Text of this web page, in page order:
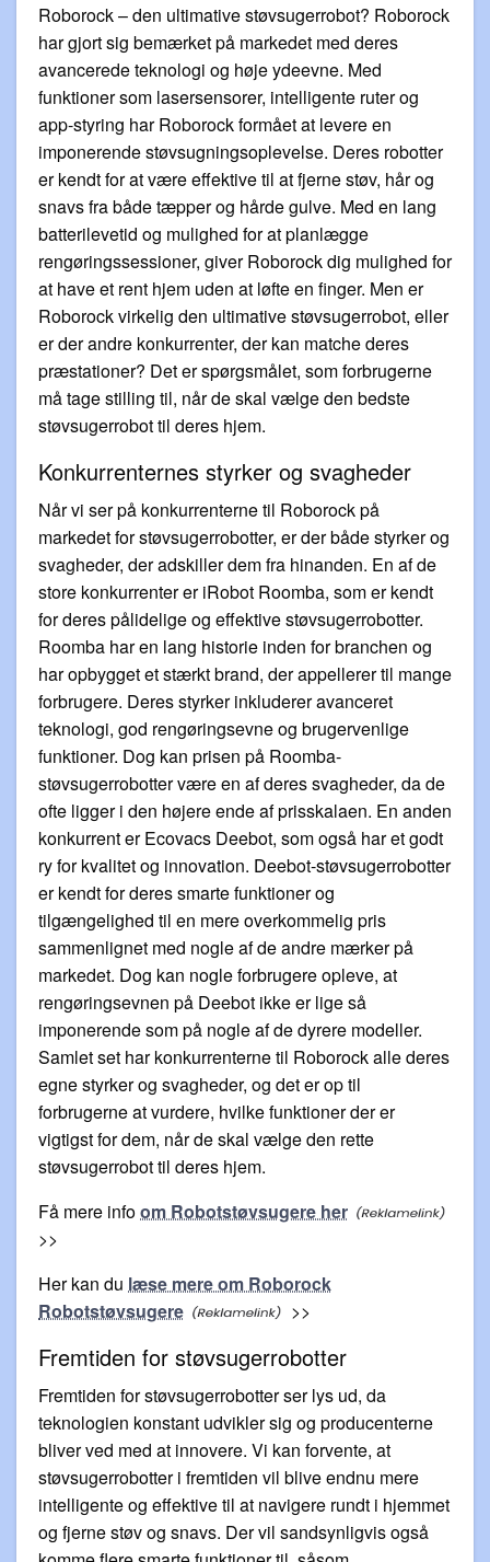
Roborock – den ultimative støvsugerrobot? Roborock
har gjort sig bemærket på markedet med deres
avancerede teknologi og høje ydeevne. Med
funktioner som lasersensorer, intelligente ruter og
app-styring har Roborock formået at levere en
imponerende støvsugningsoplevelse. Deres robotter
er kendt for at være effektive til at fjerne støv, hår og
snavs fra både tæpper og hårde gulve. Med en lang
batterilevetid og mulighed for at planlægge
rengøringssessioner, giver Roborock dig mulighed for
at have et rent hjem uden at løfte en finger. Men er
Roborock virkelig den ultimative støvsugerrobot, eller
er der andre konkurrenter, der kan matche deres
præstationer? Det er spørgsmålet, som forbrugerne
må tage stilling til, når de skal vælge den bedste
støvsugerrobot til deres hjem.
Konkurrenternes styrker og svagheder
Når vi ser på konkurrenterne til Roborock på
markedet for støvsugerrobotter, er der både styrker og
svagheder, der adskiller dem fra hinanden. En af de
store konkurrenter er iRobot Roomba, som er kendt
for deres pålidelige og effektive støvsugerrobotter.
Roomba har en lang historie inden for branchen og
har opbygget et stærkt brand, der appellerer til mange
forbrugere. Deres styrker inkluderer avanceret
teknologi, god rengøringsevne og brugervenlige
funktioner. Dog kan prisen på Roomba-
støvsugerrobotter være en af deres svagheder, da de
ofte ligger i den højere ende af prisskalaen. En anden
konkurrent er Ecovacs Deebot, som også har et godt
ry for kvalitet og innovation. Deebot-støvsugerrobotter
er kendt for deres smarte funktioner og
tilgængelighed til en mere overkommelig pris
sammenlignet med nogle af de andre mærker på
markedet. Dog kan nogle forbrugere opleve, at
rengøringsevnen på Deebot ikke er lige så
imponerende som på nogle af de dyrere modeller.
Samlet set har konkurrenterne til Roborock alle deres
egne styrker og svagheder, og det er op til
forbrugerne at vurdere, hvilke funktioner der er
vigtigst for dem, når de skal vælge den rette
støvsugerrobot til deres hjem.
Få mere infoom Robotstøvsugere her
>>
Her kan du læse mere om Roborock
Robotstøvsugere
>>
Fremtiden for støvsugerrobotter
Fremtiden for støvsugerrobotter ser lys ud, da
teknologien konstant udvikler sig og producenterne
bliver ved med at innovere. Vi kan forvente, at
støvsugerrobotter i fremtiden vil blive endnu mere
intelligente og effektive til at navigere rundt i hjemmet
og fjerne støv og snavs. Der vil sandsynligvis også